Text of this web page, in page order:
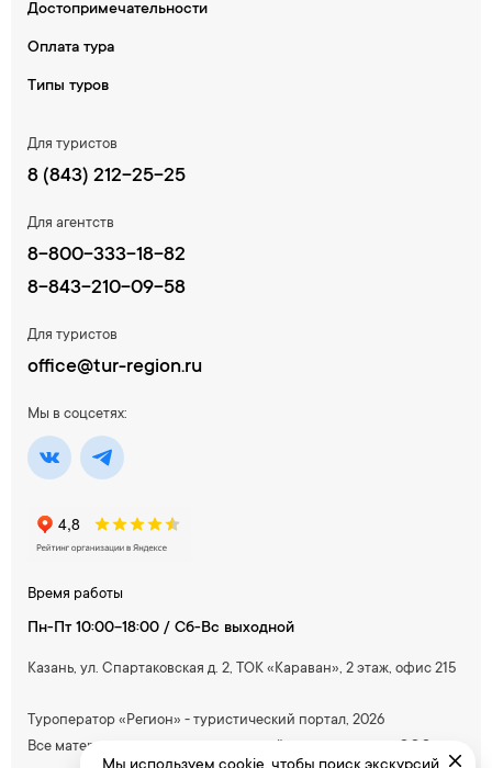
Время работы
Пн-Пт 10:00-18:00 / Сб-Вс выходной
Казань, ул. Спартаковская д. 2, ТОК «Караван», 2 этаж, офис 215
Достопримечательности
Оплата тура
Типы туров
Для туристов
8 (843) 212-25-25
Для агентств
8-800-333-18-82
8-843-210-09-58
Для туристов
office@tur-region.ru
Мы в соцсетях:
Туроператор «Регион» - туристический портал, 2026
Все материалы, содержащиеся на сайте, принадлежат ООО